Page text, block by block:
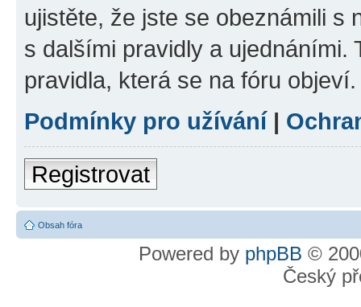
ujistěte, že jste se obeznámili s
s dalšími pravidly a ujednáními.
pravidla, která se na fóru objeví.
Podmínky pro užívání|
Registrovat
Obsah fóra
Powered by phpBB ©
Český